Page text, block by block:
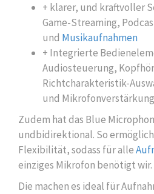
+ klarer, und kraftvoller
Game-Streaming,
und Musikaufnahmen
+ Integrierte
Audiosteuerung,
Richtcharakteristik-
und
Zudem hat das Blue
undbidirektional. So
Flexibilität, sodass für alle
einziges Mikrofon benötigt wir.
Die machen es ideal für